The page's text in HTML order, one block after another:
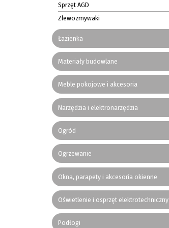
Sprzęt AGD
Zlewozmywaki
Łazienka
Materiały budowlane
Meble pokojowe i akcesoria
Narzędzia i elektronarzędzia
Ogród
Ogrzewanie
Okna, parapety i akcesoria okienne
Oświetlenie i osprzęt elektrotechniczny
Podłogi